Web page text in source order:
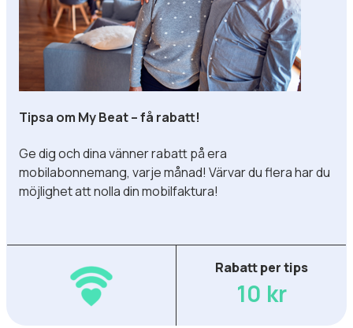
Tipsa om My Beat – få rabatt!
Ge dig och dina vänner rabatt på era
mobilabonnemang, varje månad! Värvar du flera har du
möjlighet att nolla din mobilfaktura!
Rabatt per tips
10 kr